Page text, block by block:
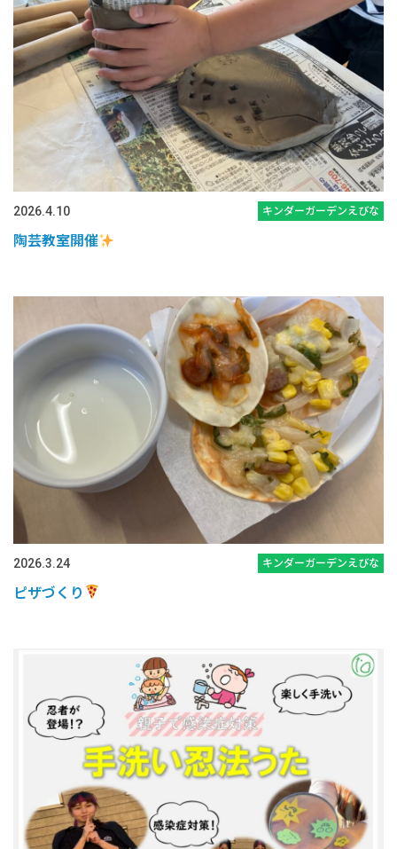
2026.4.10 キンダーガーデンえびな
陶芸教室開催
2026.3.24 キンダーガーデンえびな
ピザづくり